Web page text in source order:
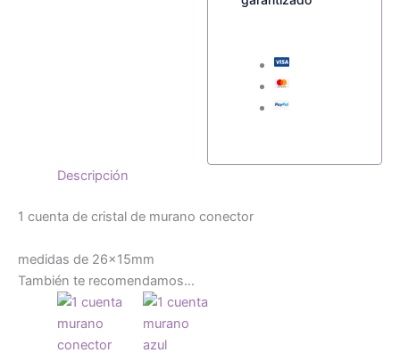
Descripción
1 cuenta de cristal de murano conector
medidas de 26x15mm
También te recomendamos…